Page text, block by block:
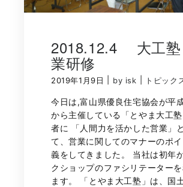
2018.12.4 大工
業研修
2019年1月9日 by isk トピック
今日は,富山県優良住宅協会が平
から主催している「とやま大工
者に 「人間力を活かした営業」
て、営業に関してのマナーのポ
義をしてきました。 当社は初年
クショップのファシリテーター
ます。 「とやま大工塾」は、国